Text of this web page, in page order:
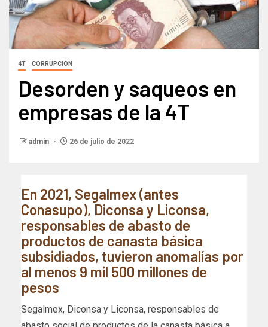
4T CORRUPCIÓN
Desorden y saqueos en
empresas de la 4T
admin 26 de julio de 2022
En 2021, Segalmex (antes
Conasupo), Diconsa y Liconsa,
responsables de abasto de
productos de canasta básica
subsidiados, tuvieron anomalías por
al menos 9 mil 500 millones de
pesos
Segalmex, Diconsa y Liconsa, responsables de